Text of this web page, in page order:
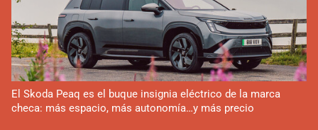
El Skoda Peaq es el buque insignia eléctrico de la marca
checa: más espacio, más autonomía…y más precio